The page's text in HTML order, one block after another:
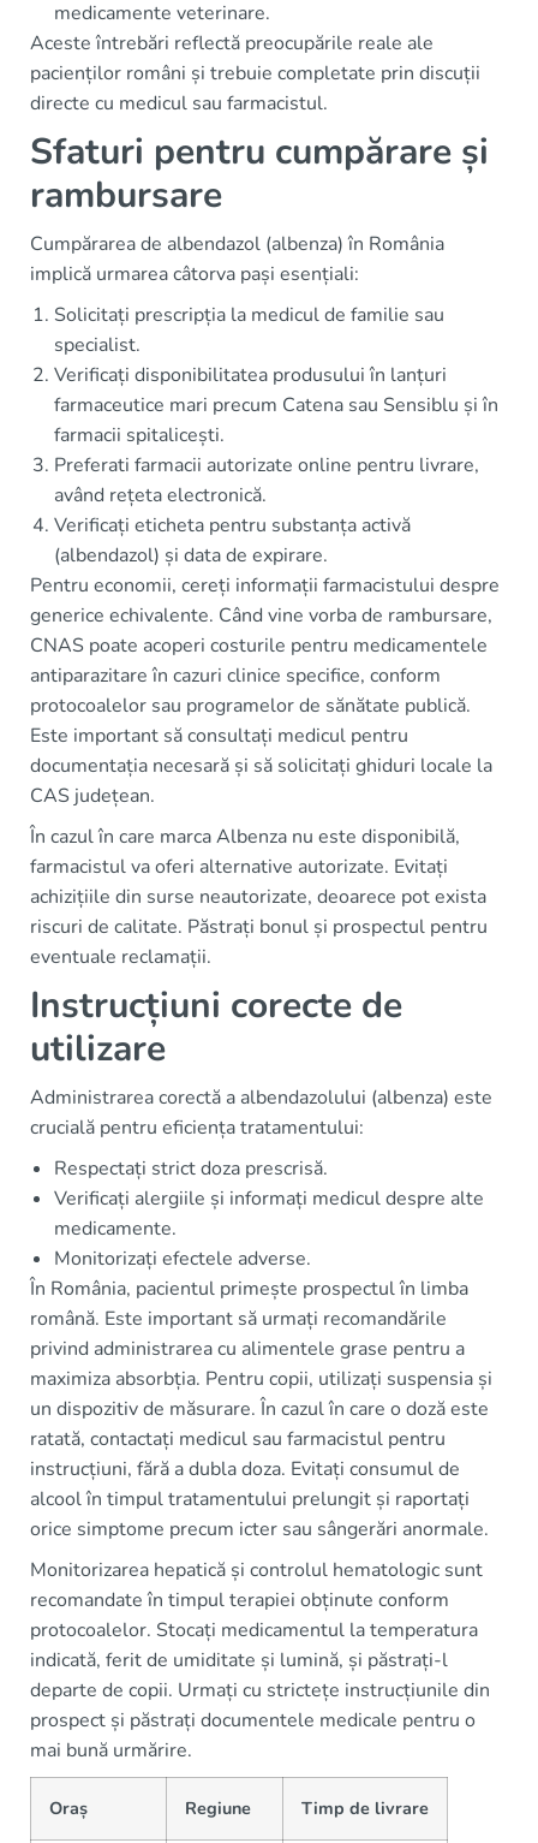
medicamente veterinare.
Aceste întrebări reflectă preocupările reale ale
pacienților români și trebuie completate prin discuții
directe cu medicul sau farmacistul.
Sfaturi pentru cumpărare și
rambursare
Cumpărarea de albendazol (albenza) în România
implică urmarea câtorva pași esențiali:
Solicitați prescripția la medicul de familie sau
specialist.
Verificați disponibilitatea produsului în lanțuri
farmaceutice mari precum Catena sau Sensiblu și în
farmacii spitalicești.
Preferati farmacii autorizate online pentru livrare,
având rețeta electronică.
Verificați eticheta pentru substanța activă
(albendazol) și data de expirare.
Pentru economii, cereți informații farmacistului despre
generice echivalente. Când vine vorba de rambursare,
CNAS poate acoperi costurile pentru medicamentele
antiparazitare în cazuri clinice specifice, conform
protocoalelor sau programelor de sănătate publică.
Este important să consultați medicul pentru
documentația necesară și să solicitați ghiduri locale la
CAS județean.
În cazul în care marca Albenza nu este disponibilă,
farmacistul va oferi alternative autorizate. Evitați
achizițiile din surse neautorizate, deoarece pot exista
riscuri de calitate. Păstrați bonul și prospectul pentru
eventuale reclamații.
Instrucțiuni corecte de
utilizare
Administrarea corectă a albendazolului (albenza) este
crucială pentru eficiența tratamentului:
Respectați strict doza prescrisă.
Verificați alergiile și informați medicul despre alte
medicamente.
Monitorizați efectele adverse.
În România, pacientul primește prospectul în limba
română. Este important să urmați recomandările
privind administrarea cu alimentele grase pentru a
maximiza absorbția. Pentru copii, utilizați suspensia și
un dispozitiv de măsurare. În cazul în care o doză este
ratată, contactați medicul sau farmacistul pentru
instrucțiuni, fără a dubla doza. Evitați consumul de
alcool în timpul tratamentului prelungit și raportați
orice simptome precum icter sau sângerări anormale.
Monitorizarea hepatică și controlul hematologic sunt
recomandate în timpul terapiei obținute conform
protocoalelor. Stocați medicamentul la temperatura
indicată, ferit de umiditate și lumină, și păstrați-l
departe de copii. Urmați cu strictețe instrucțiunile din
prospect și păstrați documentele medicale pentru o
mai bună urmărire.
Oraș Regiune Timp de livrare